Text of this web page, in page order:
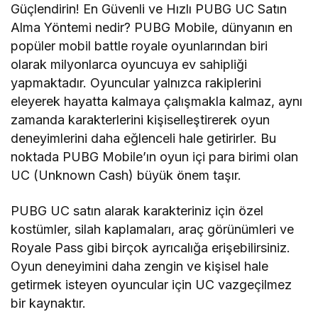
Güçlendirin! En Güvenli ve Hızlı PUBG UC Satın
Alma Yöntemi nedir? PUBG Mobile, dünyanın en
popüler mobil battle royale oyunlarından biri
olarak milyonlarca oyuncuya ev sahipliği
yapmaktadır. Oyuncular yalnızca rakiplerini
eleyerek hayatta kalmaya çalışmakla kalmaz, aynı
zamanda karakterlerini kişiselleştirerek oyun
deneyimlerini daha eğlenceli hale getirirler. Bu
noktada PUBG Mobile’ın oyun içi para birimi olan
UC (Unknown Cash) büyük önem taşır.
PUBG UC satın alarak karakteriniz için özel
kostümler, silah kaplamaları, araç görünümleri ve
Royale Pass gibi birçok ayrıcalığa erişebilirsiniz.
Oyun deneyimini daha zengin ve kişisel hale
getirmek isteyen oyuncular için UC vazgeçilmez
bir kaynaktır.